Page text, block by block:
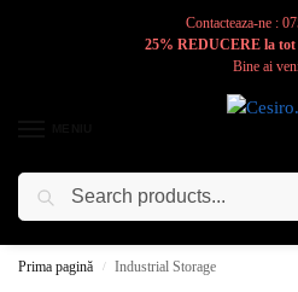
Contacteaza-ne :
25% REDUCERE la
Bine ai
Cesiro
Prima pagină / Industrial Storage